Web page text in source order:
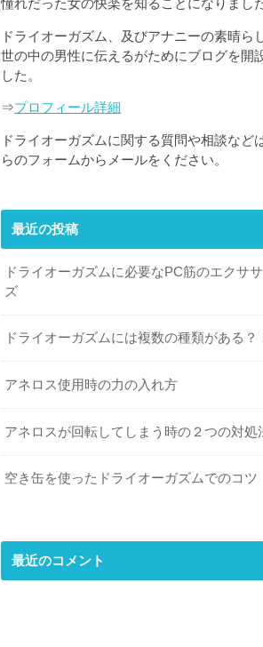
憧れだった女の快楽を知ることになりました
ドライオーガズム、及びアナニーの素晴ら
世の中の男性に伝えるがためにブログを開
した。
⇒プロフィール詳細
ドライオーガズムに関する質問や相談など
らのフォームからメールをください。
最近の投稿
ドライオーガズムに必要なPC筋のエクサ
ズ
ドライオーガズムには複数の種類がある？
アネロス使用時の力の入れ方
アネロスが回転してしまう時の２つの対処
空き缶を使ったドライオーガズムでのコツ
最近のコメント